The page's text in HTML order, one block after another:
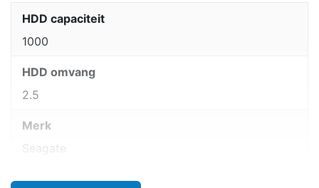
HDD capaciteit
1000
HDD omvang
2.5
Merk
Seagate